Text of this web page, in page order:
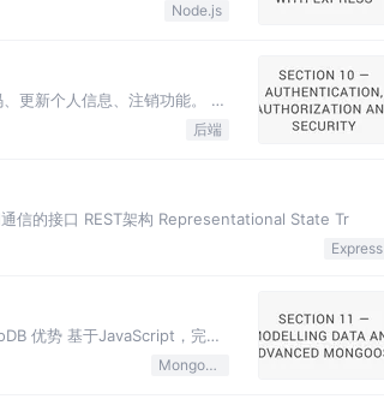
Node.js
更新个人信息、注销功能。 用
后端
信的接口 REST架构 Representational State Tr
Express
优势 基于JavaScript，完全
MongoDB